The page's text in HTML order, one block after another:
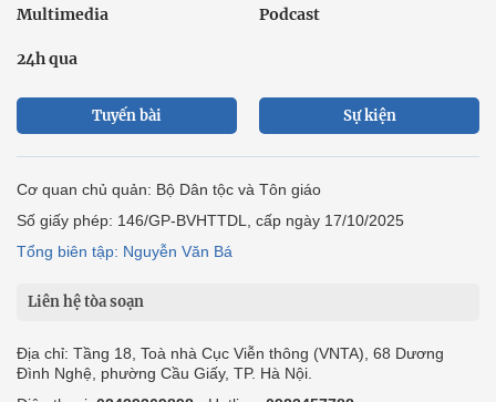
Multimedia Podcast
24h qua
Tuyến bài Sự kiện
Cơ quan chủ quản: Bộ Dân tộc và Tôn giáo
Số giấy phép: 146/GP-BVHTTDL, cấp ngày 17/10/2025
Tổng biên tập: Nguyễn Văn Bá
Liên hệ tòa soạn
Địa chỉ: Tầng 18, Toà nhà Cục Viễn thông (VNTA), 68 Dương
Đình Nghệ, phường Cầu Giấy, TP. Hà Nội.